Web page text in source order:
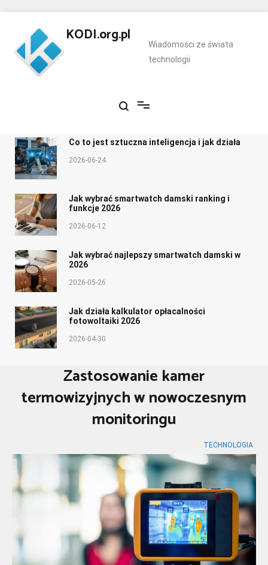
content
KODI.org.pl
Wiadomości ze świata
technologii
Co to jest sztuczna inteligencja i jak działa
2026-06-24
Jak wybrać smartwatch damski ranking i
funkcje 2026
2026-06-12
Jak wybrać najlepszy smartwatch damski w
2026
2026-05-26
Jak działa kalkulator opłacalności
fotowoltaiki 2026
2026-04-30
Zastosowanie kamer
termowizyjnych w nowoczesnym
monitoringu
TECHNOLOGIA